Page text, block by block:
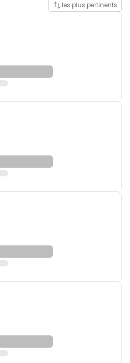
les plus pertinents